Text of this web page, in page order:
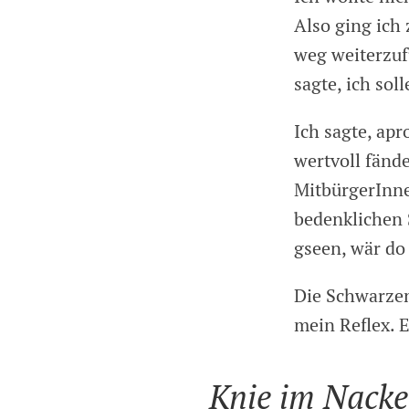
Also ging ich
weg
sagte, ich
Ich sagte,
wertvoll
bedenklichen
gseen, wär
Die
mein Reflex.
Knie im